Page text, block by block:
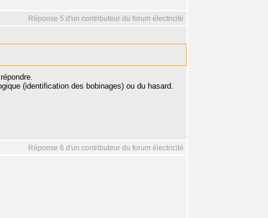
Réponse 5 d'un contributeur du forum électricité
(identification des bobinages) ou du hasard.
Réponse 6 d'un contributeur du forum électricité